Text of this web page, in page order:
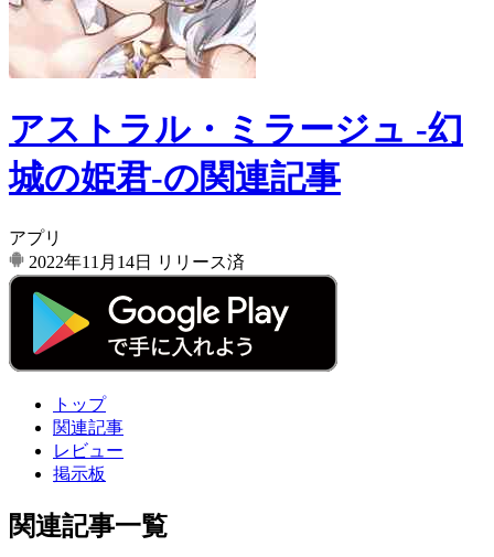
アストラル・ミラージュ -幻
城の姫君-の関連記事
アプリ
2022年11月14日
リリース済
トップ
関連記事
レビュー
掲示板
関連記事一覧